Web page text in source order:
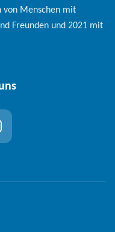
von Menschen mit
Freunden und 2021 mit